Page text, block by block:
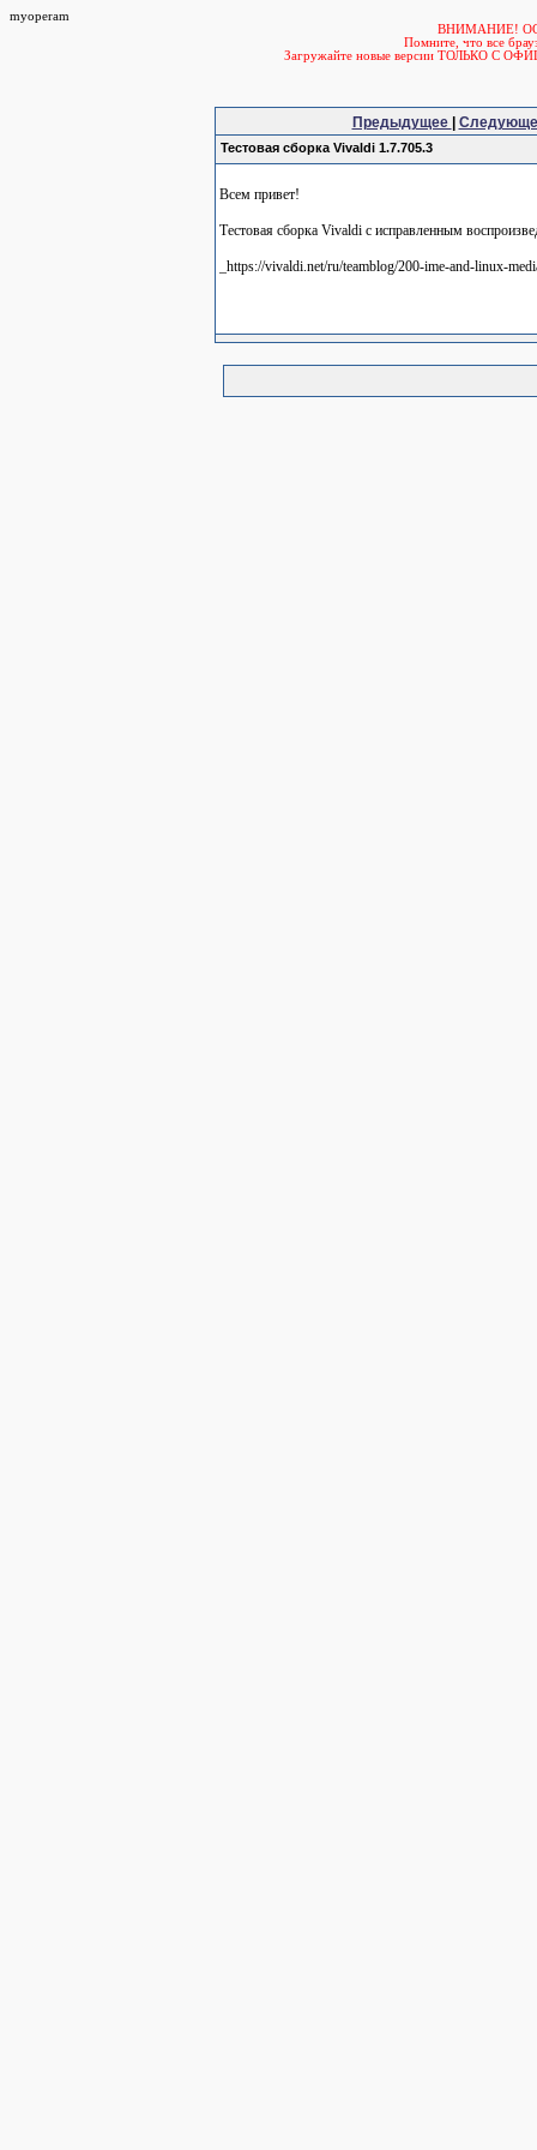
myoperam
ВНИМАНИЕ!
Помните, что все
Загружайте новые версии ТОЛЬКО С
Предыдущее
Тестовая сборка Vivaldi 1.7.705.3
Всем привет!
Тестовая сборка Vivaldi с исправленным
_https://vivaldi.net/ru/teamblog/200-ime-and-linux-